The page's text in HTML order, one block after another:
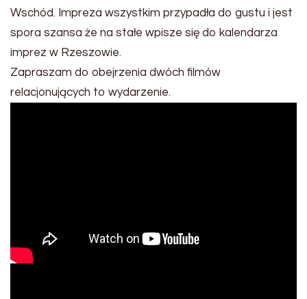
Wschód. Impreza wszystkim przypadła do gustu i jest
spora szansa że na stałe wpisze się do kalendarza
imprez w Rzeszowie.
Zapraszam do obejrzenia dwóch filmów
relacjonujących to wydarzenie.